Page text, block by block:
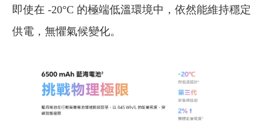
即使在 -20°C 的極端低溫環境中，依然能維持穩定
供電，無懼氣候變化。